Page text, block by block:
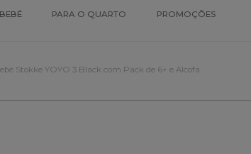
PARA O QUARTO PROMOÇÕES
Stokke YOYO 3 Black com Pack de 6+ e Alcofa